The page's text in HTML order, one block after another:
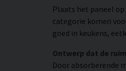
Plaats het paneel
categorie komen
goed in keukens,
Ontwerp dat de
Door absorberende